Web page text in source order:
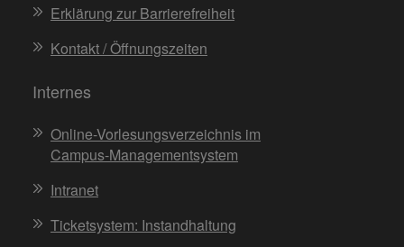
Erklärung zur Barrierefreiheit
Kontakt / Öffnungszeiten
Internes
Online-Vorlesungsverzeichnis im
Campus-Managementsystem
Intranet
Ticketsystem: Instandhaltung